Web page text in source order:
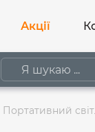
Акції
Портативний